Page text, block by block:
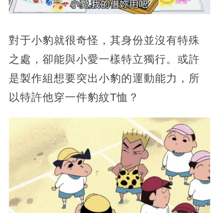
對于小豹就很奇怪，其身份並沒有特殊
之處，卻能與小愛一樣特立獨行。或許
是製作組想要突出小豹的運動能力，所
以特許他穿一件豹紋T恤？